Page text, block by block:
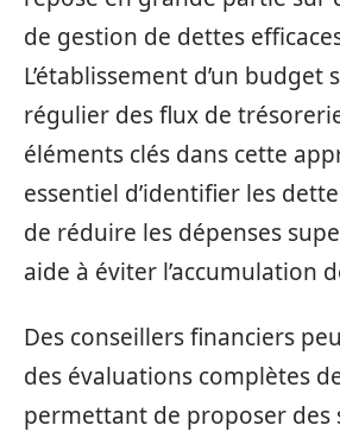
de gestion de dettes
L’établissement d’un budget
régulier des flux de
éléments clés dans cette
essentiel d’identifier les
de réduire les dépenses
aide à éviter l’accumulation
Des conseillers financiers
des évaluations complètes
permettant de proposer des